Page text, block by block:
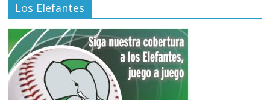
Los Elefantes